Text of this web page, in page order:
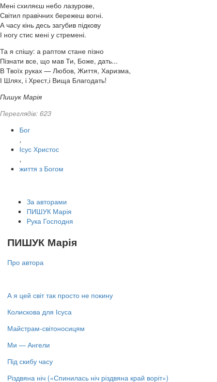
Мені схиляєш небо лазурове,
Світил правічних бережеш вогні.
А часу кінь десь загубив підкову
І ногу стис мені у стремені.
Та я спішу: а раптом стане пізно
Пізнати все, що мав Ти, Боже, дать...
В Твоїх руках — Любов, Життя, Харизма,
І Шлях, і Хрест,і Вища Благодать!
Пишук Марія
Переглядів: 623
Бог
,
Ісус Христос
,
життя з Богом
За авторами
ПИШУК Марія
Рука Господня
ПИШУК Марія
Про автора
А я цей світ так просто не покину
Колискова для Ісуса
Майстрам-світоносицям
Ми — Ангели
Під скибу часу
Різдвяна ніч («Спинилась ніч різдвяна край воріт»)